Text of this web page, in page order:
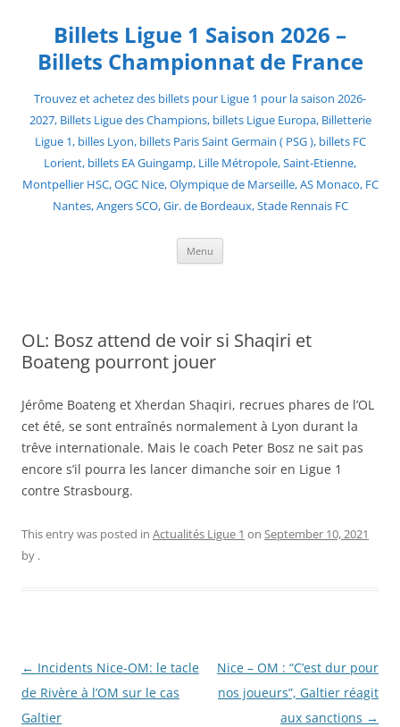
contentBillets Ligue 1 Saison 2026 –
Billets Championnat de France
Trouvez et achetez des billets pour Ligue 1 pour la saison 2026-
2027, Billets Ligue des Champions, billets Ligue Europa, Billetterie
Ligue 1, billes Lyon, billets Paris Saint Germain ( PSG ), billets FC
Lorient, billets EA Guingamp, Lille Métropole, Saint-Etienne,
Montpellier HSC, OGC Nice, Olympique de Marseille, AS Monaco, FC
Nantes, Angers SCO, Gir. de Bordeaux, Stade Rennais FC
Menu
OL: Bosz attend de voir si Shaqiri et
Boateng pourront jouer
Jérôme Boateng et Xherdan Shaqiri, recrues phares de l’OL
cet été, se sont entraînés normalement à Lyon durant la
trêve internationale. Mais le coach Peter Bosz ne sait pas
encore s’il pourra les lancer dimanche soir en Ligue 1
contre Strasbourg.
This entry was posted in Actualités Ligue 1 on September 10, 2021
by .
Post
navigation
← Incidents Nice-OM: le tacle
de Rivère à l’OM sur le cas
Galtier
Nice – OM : “C’est dur pour
nos joueurs”, Galtier réagit
aux sanctions →